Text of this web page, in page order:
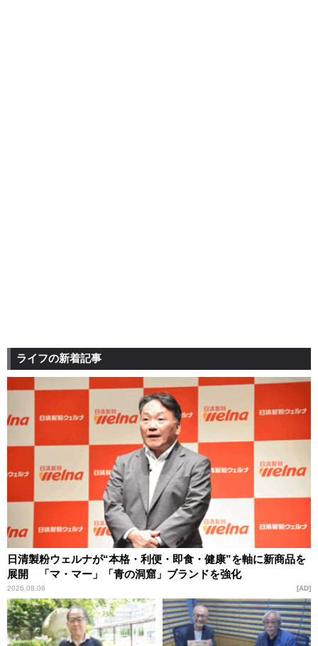
ライフの新着記事
日清製粉ウェルナが“本格・利便・即食・健康”を軸に新商品を
展開 「マ・マー」「青の洞窟」ブランドを強化
2026.08.06 AD